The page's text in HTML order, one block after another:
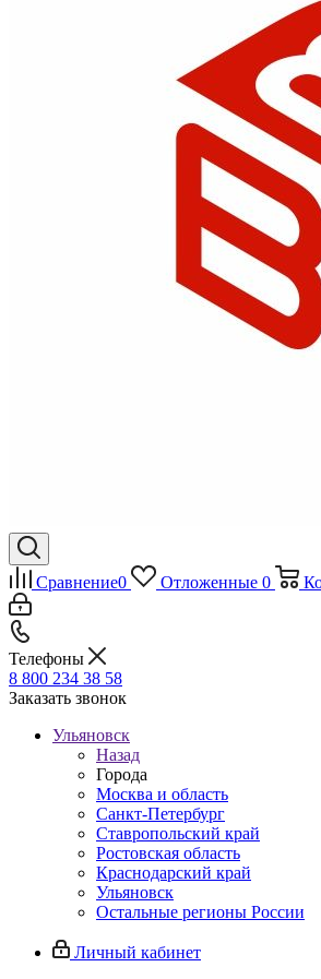
Сравнение0 Отложенные 0
Телефоны
8 800 234 38 58
Заказать звонок
Ульяновск
Назад
Города
Москва и область
Санкт-Петербург
Ставропольский край
Ростовская область
Краснодарский край
Ульяновск
Остальные регионы России
Личный кабинет